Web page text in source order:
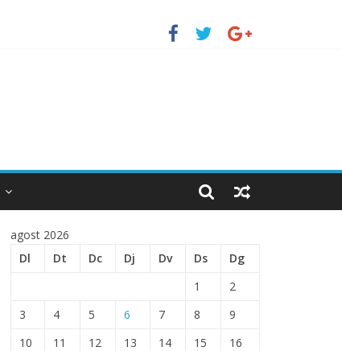
agost 2026
Dl
Dt Dc Dj Dv Ds
Dg
1
2
3
4 5 6 7 8
9
10
11 12 13 14 15
16